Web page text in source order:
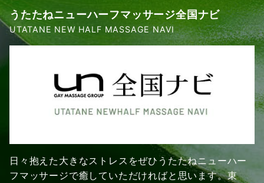
うたたねニューハーフマッサージ全国ナビ
UTATANE NEW HALF MASSAGE NAVI
日々抱えた大きなストレスをぜひうたたねニューハー
フマッサージで癒していただければと思います。東